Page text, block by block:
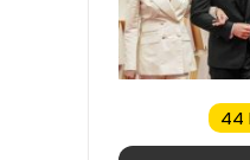
44